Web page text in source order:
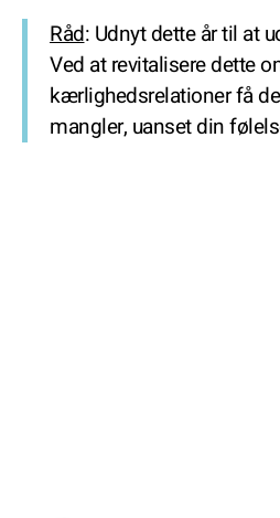
Råd: Udnyt dette år til at
Ved at revitalisere dette
kærlighedsrelationer få
mangler, uanset din